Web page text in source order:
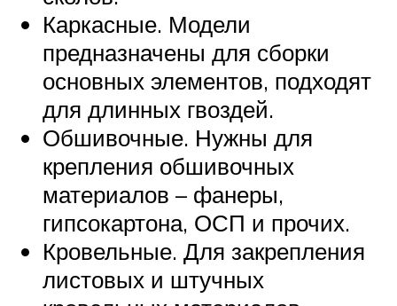
Каркасные. Модели
предназначены для сборки
основных элементов, подходят
для длинных гвоздей.
Обшивочные. Нужны для
крепления обшивочных
материалов – фанеры,
гипсокартона, ОСП и прочих.
Кровельные. Для закрепления
листовых и штучных